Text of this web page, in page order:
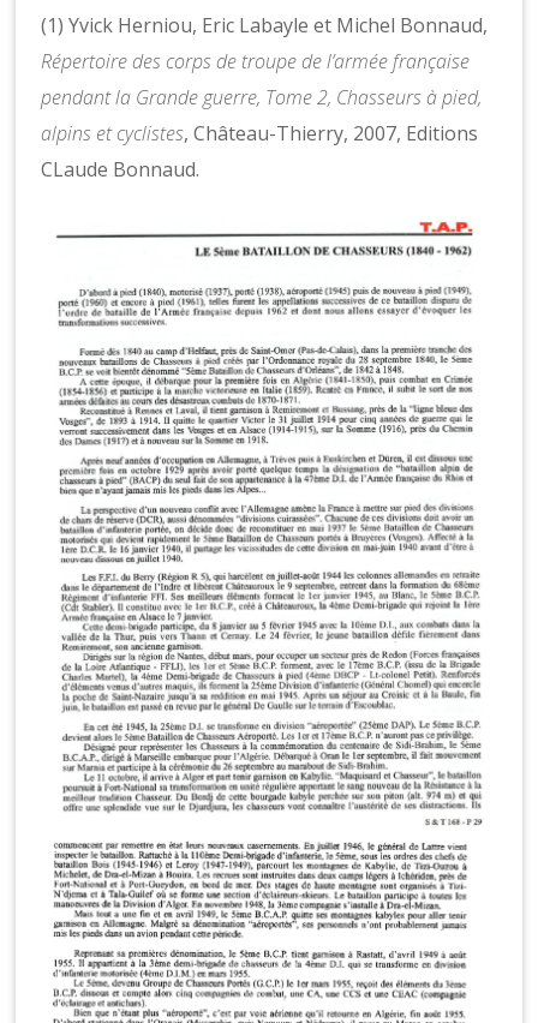
(1) Yvick Herniou, Eric Labayle et Michel Bonnaud,
Répertoire des corps de troupe de l’armée française
pendant la Grande guerre, Tome 2, Chasseurs à pied,
alpins et cyclistes, Château-Thierry, 2007, Editions
CLaude Bonnaud.